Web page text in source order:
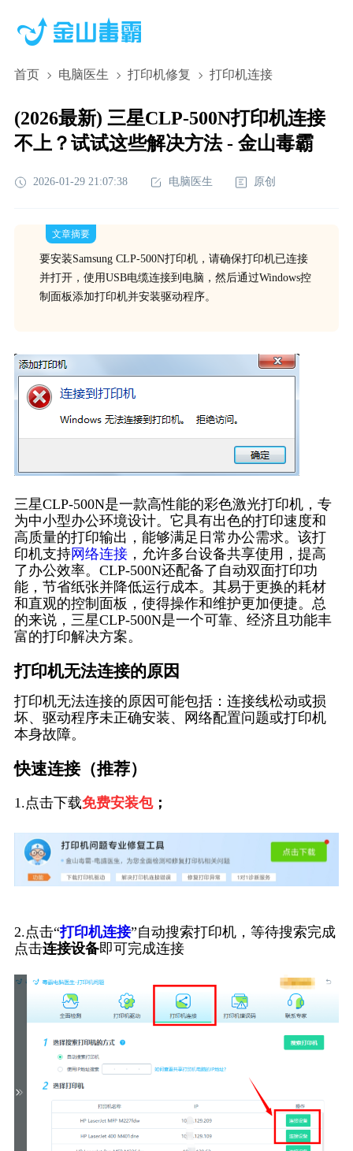
首页 电脑医生 打印机修复 打印机连接
(2026最新) 三星CLP-500N打印机连接
不上？试试这些解决方法 - 金山毒霸
2026-01-29 21:07:38 电脑医生 原创
文章摘要
要安装Samsung CLP-500N打印机，请确保打印机已连接
并打开，使用USB电缆连接到电脑，然后通过Windows控
制面板添加打印机并安装驱动程序。
三星CLP-500N是一款高性能的彩色激光打印机，专
为中小型办公环境设计。它具有出色的打印速度和
高质量的打印输出，能够满足日常办公需求。该打
印机支持网络连接，允许多台设备共享使用，提高
了办公效率。CLP-500N还配备了自动双面打印功
能，节省纸张并降低运行成本。其易于更换的耗材
和直观的控制面板，使得操作和维护更加便捷。总
的来说，三星CLP-500N是一个可靠、经济且功能丰
富的打印解决方案。
打印机无法连接的原因
打印机无法连接的原因可能包括：连接线松动或损
坏、驱动程序未正确安装、网络配置问题或打印机
本身故障。
快速连接（推荐）
1.点击下载免费安装包；
2.点击“打印机连接”自动搜索打印机，等待搜索完成
点击连接设备即可完成连接